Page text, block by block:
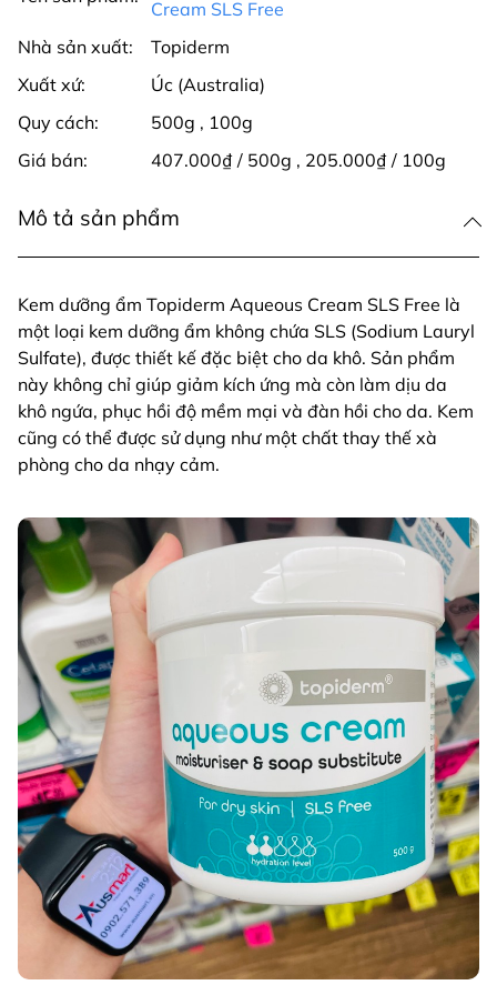
Cream SLS Free
Nhà sản xuất:
Topiderm
Xuất xứ:
Úc (Australia)
Quy cách:
500g , 100g
Giá bán:
407.000₫ / 500g , 205.000₫ / 100g
Mô tả sản phẩm
Kem dưỡng ẩm Topiderm Aqueous Cream SLS Free là
một loại kem dưỡng ẩm không chứa SLS (Sodium Lauryl
Sulfate), được thiết kế đặc biệt cho da khô. Sản phẩm
này không chỉ giúp giảm kích ứng mà còn làm dịu da
khô ngứa, phục hồi độ mềm mại và đàn hồi cho da. Kem
cũng có thể được sử dụng như một chất thay thế xà
phòng cho da nhạy cảm.